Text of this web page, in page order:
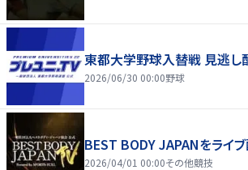
東都大学野球入替戦 見逃し
2026/06/30 00:00野球
BEST BODY JAPANをライブ
2026/04/01 00:00その他競技